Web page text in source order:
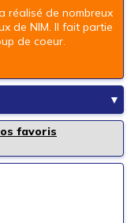
réalisé de nombreux
de NIM. Il fait partie
de coeur.
▼
favoris